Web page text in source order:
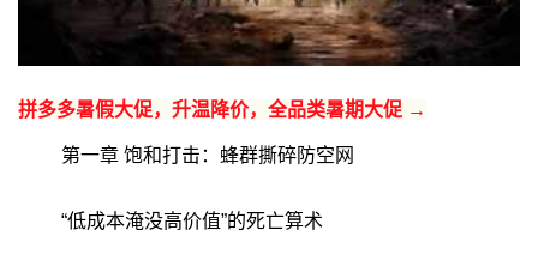
拼多多暑假大促，升温降价，全品类暑期大促 →
第一章 饱和打击：蜂群撕碎防空网
“低成本淹没高价值”的死亡算术